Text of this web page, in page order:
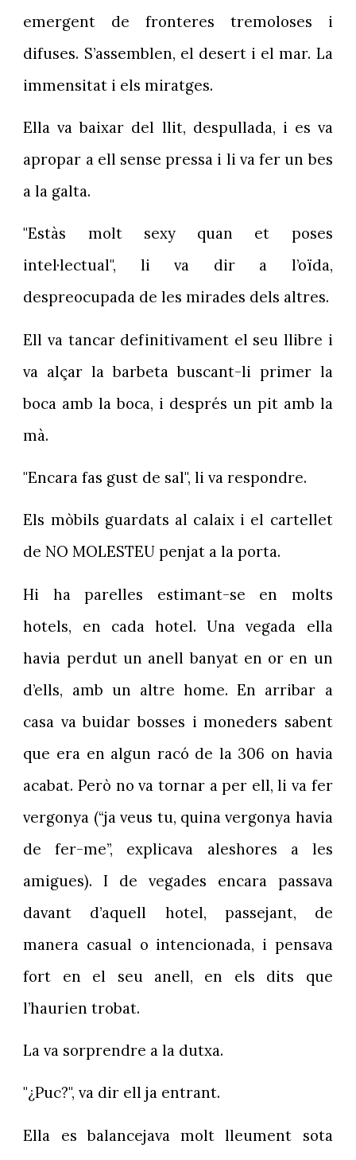
emergent de fronteres tremoloses i
difuses. S’assemblen, el desert i el mar. La
immensitat i els miratges.
Ella va baixar del llit, despullada, i es va
apropar a ell sense pressa i li va fer un bes
a la galta.
"Estàs molt sexy quan et poses
intel·lectual", li va dir a l’oïda,
despreocupada de les mirades dels altres.
Ell va tancar definitivament el seu llibre i
va alçar la barbeta buscant-li primer la
boca amb la boca, i després un pit amb la
mà.
"Encara fas gust de sal", li va respondre.
Els mòbils guardats al calaix i el cartellet
de NO MOLESTEU penjat a la porta.
Hi ha parelles estimant-se en molts
hotels, en cada hotel. Una vegada ella
havia perdut un anell banyat en or en un
d’ells, amb un altre home. En arribar a
casa va buidar bosses i moneders sabent
que era en algun racó de la 306 on havia
acabat. Però no va tornar a per ell, li va fer
vergonya (“ja veus tu, quina vergonya havia
de fer-me”, explicava aleshores a les
amigues). I de vegades encara passava
davant d’aquell hotel, passejant, de
manera casual o intencionada, i pensava
fort en el seu anell, en els dits que
l’haurien trobat.
La va sorprendre a la dutxa.
"¿Puc?", va dir ell ja entrant.
Ella es balancejava molt lleument sota